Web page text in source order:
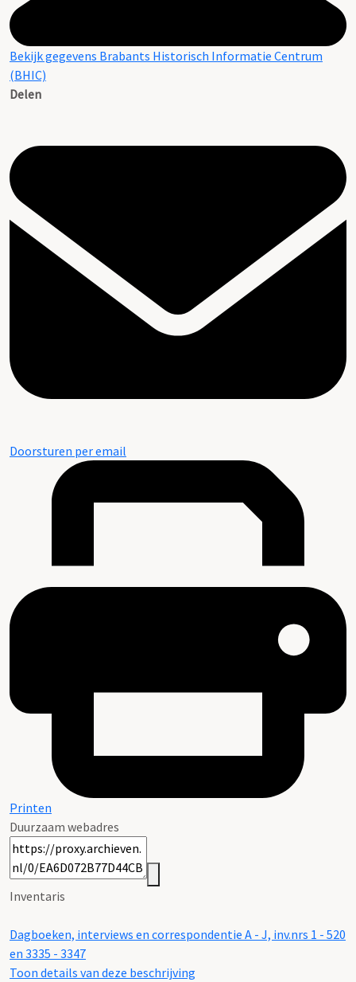
Bekijk gegevens Brabants Historisch Informatie Centrum
(BHIC)
Delen
Doorsturen per email
Printen
Duurzaam webadres
Inventaris
Dagboeken, interviews en correspondentie A - J, inv.nrs 1 - 520
en 3335 - 3347
Toon details van deze beschrijving